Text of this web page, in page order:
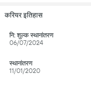
करियर इतिहास
नि: शुल्क स्थानांतरण
06/07/2024
स्थानांतरण
11/01/2020